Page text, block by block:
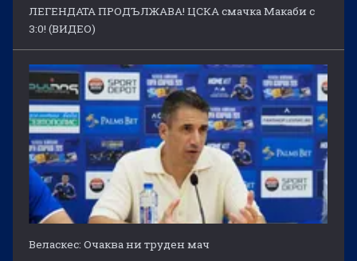
ЛЕГЕНДАТА ПРОДЪЛЖАВА! ЦСКА смачка Макаби с
3:0! (ВИДЕО)
Веласкес: Очаква ни труден мач